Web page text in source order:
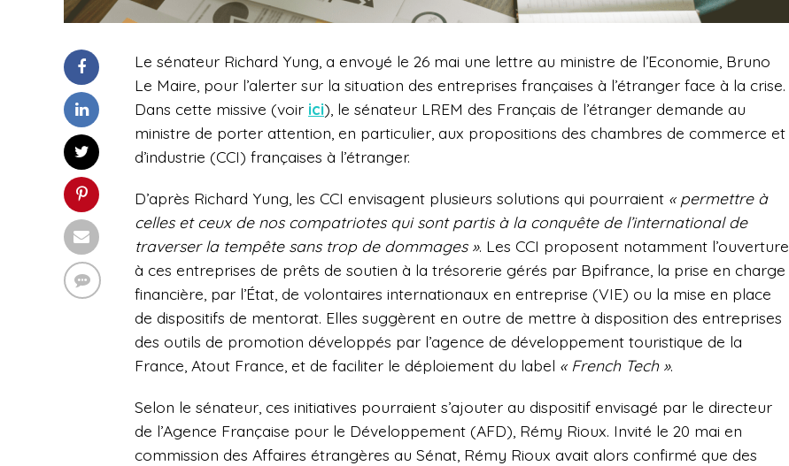
Le sénateur Richard Yung, a envoyé le 26 mai une lettre au ministre de l’Economie, Bruno
Le Maire, pour l’alerter sur la situation des entreprises françaises à l’étranger face à la crise.
Dans cette missive (voir ici), le sénateur LREM des Français de l’étranger demande au
ministre de porter attention, en particulier, aux propositions des chambres de commerce et
d’industrie (CCI) françaises à l’étranger.
D’après Richard Yung, les CCI envisagent plusieurs solutions qui pourraient « permettre à
celles et ceux de nos compatriotes qui sont partis à la conquête de l’international de
traverser la tempête sans trop de dommages ». Les CCI proposent notamment l’ouverture
à ces entreprises de prêts de soutien à la trésorerie gérés par Bpifrance, la prise en charge
financière, par l’État, de volontaires internationaux en entreprise (VIE) ou la mise en place
de dispositifs de mentorat. Elles suggèrent en outre de mettre à disposition des entreprises
des outils de promotion développés par l’agence de développement touristique de la
France, Atout France, et de faciliter le déploiement du label « French Tech ».
Selon le sénateur, ces initiatives pourraient s’ajouter au dispositif envisagé par le directeur
de l’Agence Française pour le Développement (AFD), Rémy Rioux. Invité le 20 mai en
commission des Affaires étrangères au Sénat, Rémy Rioux avait alors confirmé que des